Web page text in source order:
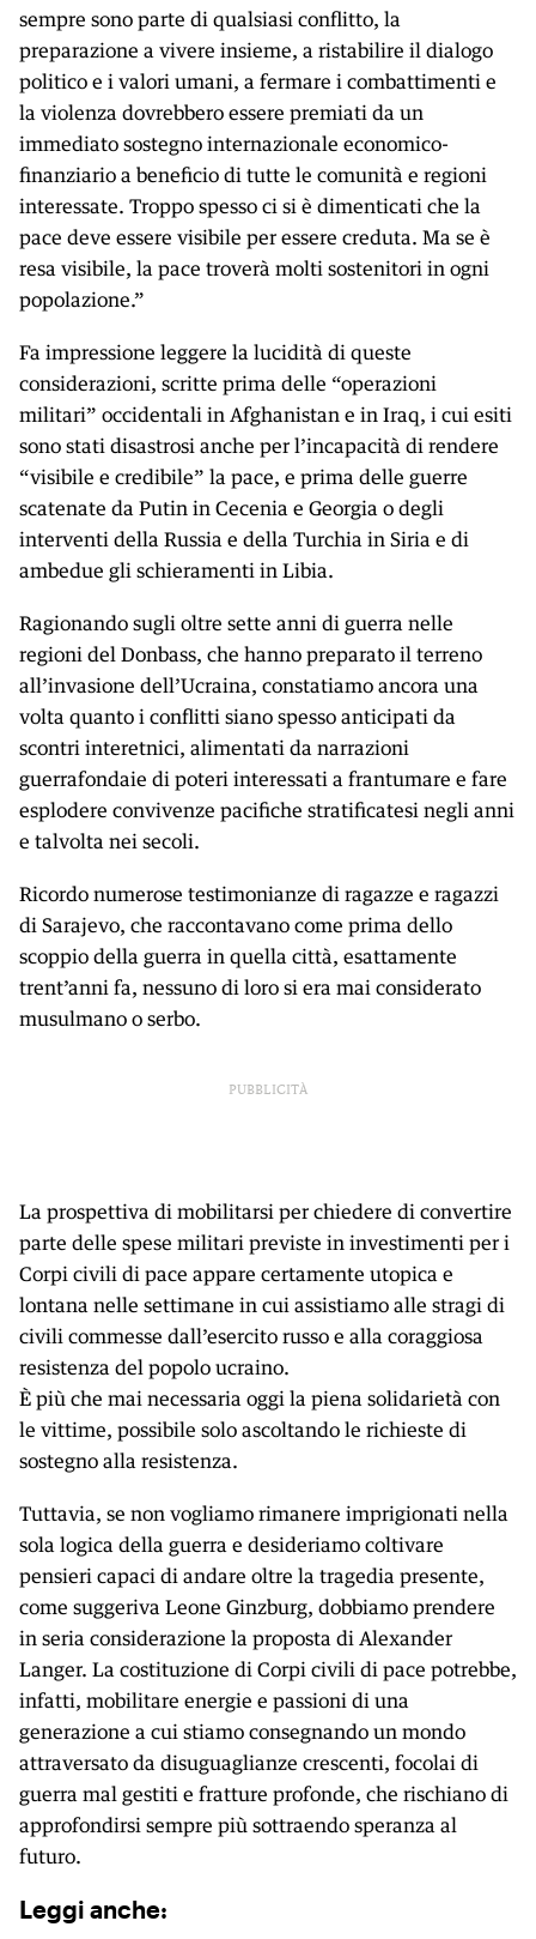
sempre sono parte di qualsiasi conflitto, la
preparazione a vivere insieme, a ristabilire il dialogo
politico e i valori umani, a fermare i combattimenti e
la violenza dovrebbero essere premiati da un
immediato sostegno internazionale economico-
finanziario a beneficio di tutte le comunità e regioni
interessate. Troppo spesso ci si è dimenticati che la
pace deve essere visibile per essere creduta. Ma se è
resa visibile, la pace troverà molti sostenitori in ogni
popolazione.”
Fa impressione leggere la lucidità di queste
considerazioni, scritte prima delle “operazioni
militari” occidentali in Afghanistan e in Iraq, i cui esiti
sono stati disastrosi anche per l’incapacità di rendere
“visibile e credibile” la pace, e prima delle guerre
scatenate da Putin in Cecenia e Georgia o degli
interventi della Russia e della Turchia in Siria e di
ambedue gli schieramenti in Libia.
Ragionando sugli oltre sette anni di guerra nelle
regioni del Donbass, che hanno preparato il terreno
all’invasione dell’Ucraina, constatiamo ancora una
volta quanto i conflitti siano spesso anticipati da
scontri interetnici, alimentati da narrazioni
guerrafondaie di poteri interessati a frantumare e fare
esplodere convivenze pacifiche stratificatesi negli anni
e talvolta nei secoli.
Ricordo numerose testimonianze di ragazze e ragazzi
di Sarajevo, che raccontavano come prima dello
scoppio della guerra in quella città, esattamente
trent’anni fa, nessuno di loro si era mai considerato
musulmano o serbo.
PUBBLICITÀ
La prospettiva di mobilitarsi per chiedere di convertire
parte delle spese militari previste in investimenti per i
Corpi civili di pace appare certamente utopica e
lontana nelle settimane in cui assistiamo alle stragi di
civili commesse dall’esercito russo e alla coraggiosa
resistenza del popolo ucraino.
È più che mai necessaria oggi la piena solidarietà con
le vittime, possibile solo ascoltando le richieste di
sostegno alla resistenza.
Tuttavia, se non vogliamo rimanere imprigionati nella
sola logica della guerra e desideriamo coltivare
pensieri capaci di andare oltre la tragedia presente,
come suggeriva Leone Ginzburg, dobbiamo prendere
in seria considerazione la proposta di Alexander
Langer. La costituzione di Corpi civili di pace potrebbe,
infatti, mobilitare energie e passioni di una
generazione a cui stiamo consegnando un mondo
attraversato da disuguaglianze crescenti, focolai di
guerra mal gestiti e fratture profonde, che rischiano di
approfondirsi sempre più sottraendo speranza al
futuro.
Leggi anche: